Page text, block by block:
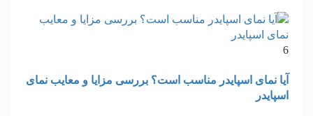
6
آیا نمای اسپایدر مناسب است؟ بررسی مزایا و معایب نمای
اسپایدر